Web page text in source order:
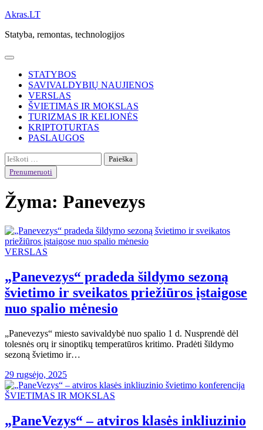
Skip
content
Akras.LT
Statyba, remontas, technologijos
STATYBOS
SAVIVALDYBIŲ NAUJIENOS
VERSLAS
ŠVIETIMAS IR MOKSLAS
TURIZMAS IR KELIONĖS
KRIPTOTURTAS
PASLAUGOS
Ieškoti:
Prenumeruoti
Žyma: Panevezys
VERSLAS
„Panevezys“ pradeda šildymo sezoną
švietimo ir sveikatos priežiūros įstaigose
nuo spalio mėnesio
„Panevezys“ miesto savivaldybė nuo spalio 1 d. Nusprendė dėl
tolesnės orų ir sinoptikų temperatūros kritimo. Pradėti šildymo
sezoną švietimo ir…
29 rugsėjo, 2025
ŠVIETIMAS IR MOKSLAS
„PaneVezys“ – atviros klasės inkliuzinio